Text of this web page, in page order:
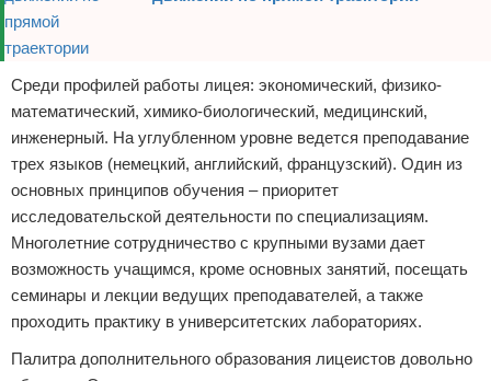
Среди профилей работы лицея: экономический, физико-
математический, химико-биологический, медицинский,
инженерный. На углубленном уровне ведется преподавание
трех языков (немецкий, английский, французский). Один из
основных принципов обучения – приоритет
исследовательской деятельности по специализациям.
Многолетние сотрудничество с крупными вузами дает
возможность учащимся, кроме основных занятий, посещать
семинары и лекции ведущих преподавателей, а также
проходить практику в университетских лабораториях.
Палитра дополнительного образования лицеистов довольно